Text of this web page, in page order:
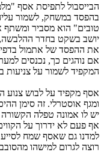
הבייסבול לתפיסת אסף
בהפסד במשחק, לשמור
טובים" הוא מסביר ומשתף
יושב בשקט בחדר
את ההפסד של אתמול
אם נוהגים כך, נכנסים
המקפיד לשמור על צניעות
אסף מקפיד על לבוש צנוע
ומגף אוסטרלי. זה סימן
יש לו אמונה טפלה
אף פעם לא ידרוך על
למדנו גם שאסף שמח
רוצה לגרום למישהו